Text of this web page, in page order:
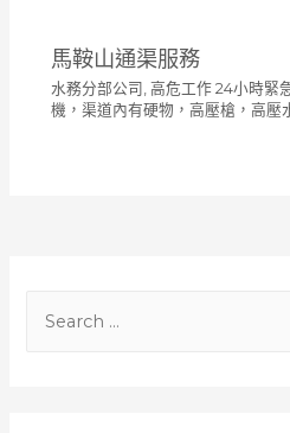
馬鞍山通渠服務
水務分部公司 高危工作 24小時緊
機，渠道內有硬物，高壓槍，高壓